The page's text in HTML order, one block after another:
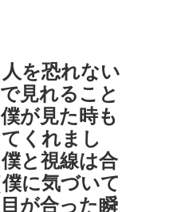
を恐れない
見れること
が見た時も
くれまし
と視線は合
に気づいて
が合った瞬